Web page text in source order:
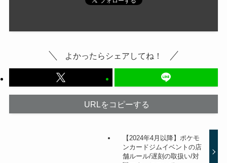
よかったらシェアしてね！
URLをコピーする
【2024年4月以降】ポケモ
ンカードジムイベントの店
舗ルール/遅刻の取扱い/対